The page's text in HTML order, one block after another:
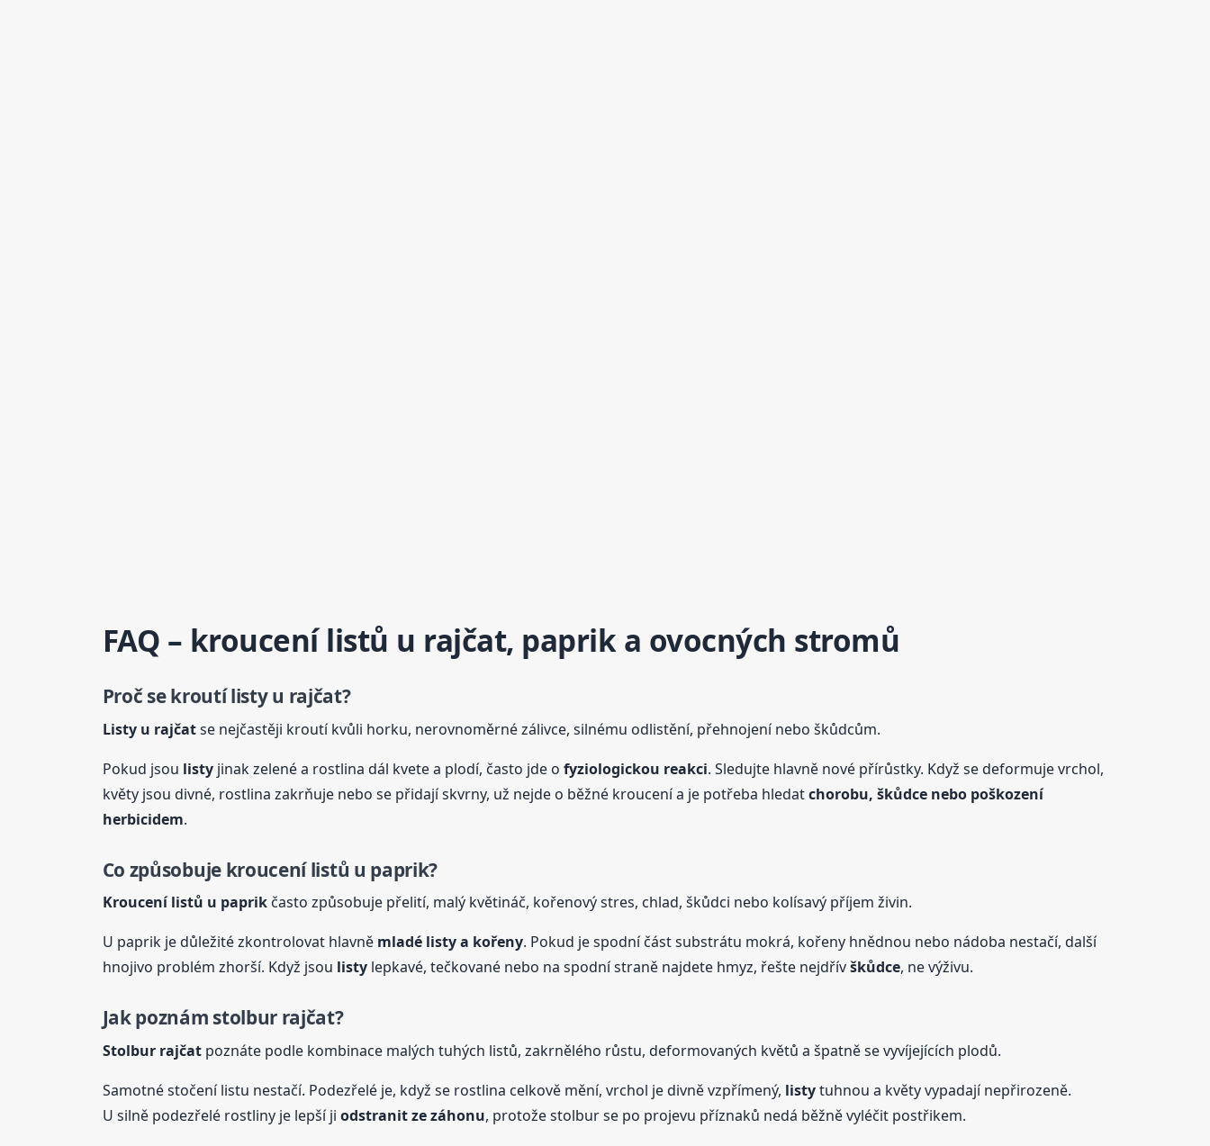
FAQ – kroucení listů u rajčat, paprik a ovocných stromů
Proč se kroutí listyu rajčat?
Listyu rajčatse nejčastěji kroutí kvůli horku, nerovnoměrné zálivce, silnému odlistění, přehnojení nebo škůdcům.
Pokud jsou listyjinak zelené a rostlina dál kvete a plodí, často jde o fyziologickou reakci. Sledujte hlavně nové přírůstky. Když se deformuje vrchol,
květy jsou divné, rostlina zakrňuje nebo se přidají skvrny, už nejde o běžné kroucení a je potřeba hledatchorobu, škůdce nebo poškození
herbicidem.
Co způsobuje kroucení listů u paprik?
Kroucení listů u paprikčasto způsobuje přelití, malý květináč, kořenový stres, chlad, škůdci nebo kolísavý příjem živin.
U paprik je důležité zkontrolovat hlavně mladé listya kořeny. Pokud je spodní část substrátu mokrá, kořeny hnědnou nebo nádoba nestačí, další
hnojivo problém zhorší. Když jsou listylepkavé, tečkované nebo na spodní straně najdete hmyz, řešte nejdřívškůdce, ne výživu.
Jak poznám stolbur rajčat?
Stolbur rajčatpoznáte podle kombinace malých tuhých listů, zakrnělého růstu, deformovaných květů a špatně se vyvíjejících plodů.
Samotné stočení listu nestačí. Podezřelé je, když se rostlina celkově mění, vrchol je divně vzpřímený, listytuhnou a květy vypadají nepřirozeně.
U silně podezřelé rostliny je lepší ji odstranit ze záhonu, protože stolbur se po projevu příznaků nedá běžně vyléčit postřikem.